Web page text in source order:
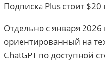
Подписка Plus стоит
Отдельно с января
ориентированный на
ChatGPT по доступной